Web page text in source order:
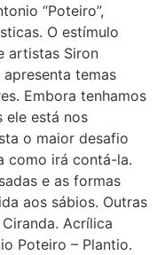
“Poteiro”,
O estímulo
artistas Siron
temas
Embora tenhamos
ele está nos
o maior desafio
como irá contá-la.
e as formas
aos sábios. Outras
Acrílica
Poteiro – Plantio.